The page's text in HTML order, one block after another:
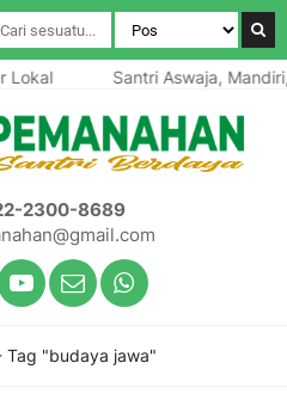
Santri Aswaja,
2300-8689
Tag "budaya jawa"